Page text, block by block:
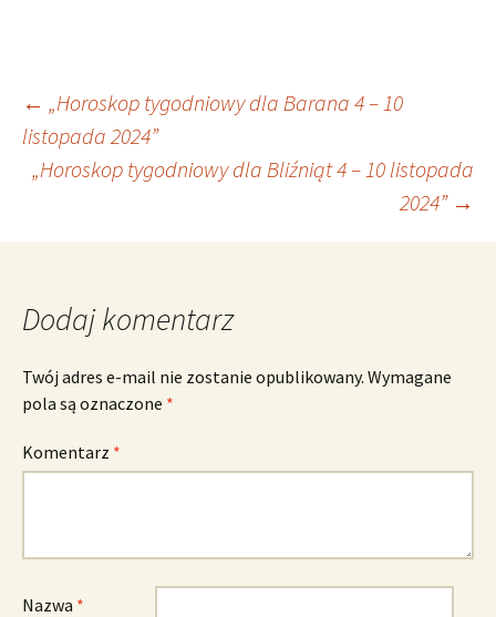
Nawigacja
wpisu
← „Horoskop tygodniowy dla Barana 4 – 10
listopada 2024”
„Horoskop tygodniowy dla Bliźniąt 4 – 10 listopada
2024” →
Dodaj komentarz
Twój adres e-mail nie zostanie opublikowany. Wymagane
pola są oznaczone *
Komentarz *
Nazwa *